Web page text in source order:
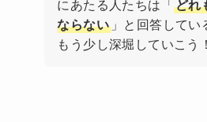
にあたる人たちは「どれ
ならない 」と回答してい
もう少し深堀していこう！